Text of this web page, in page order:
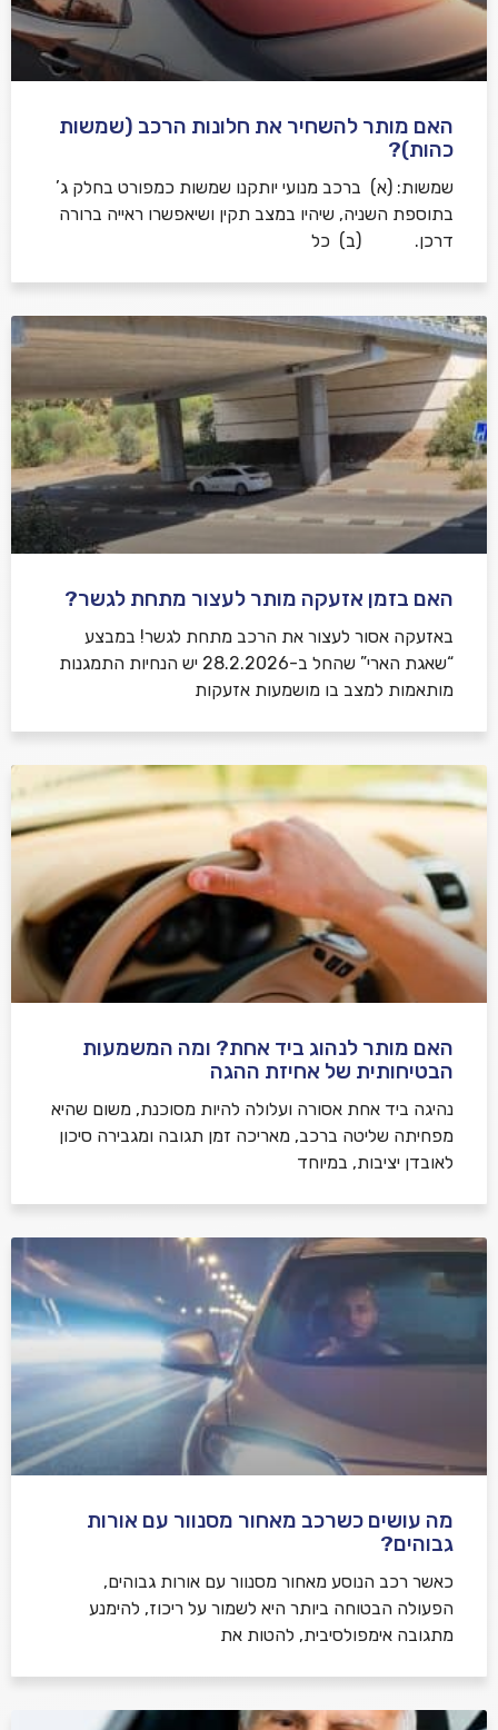
האם מותר להשחיר את חלונות הרכב (שמשות
כהות)?
שמשות: (א) ברכב מנועי יותקנו שמשות כמפורט בחלק ג’
בתוספת השניה, שיהיו במצב תקין ושיאפשרו ראייה ברורה
דרכן. (ב) כל
האם בזמן אזעקה מותר לעצור מתחת לגשר?
באזעקה אסור לעצור את הרכב מתחת לגשר! במבצע
“שאגת הארי” שהחל ב-28.2.2026 יש הנחיות התמגנות
מותאמות למצב בו מושמעות אזעקות
האם מותר לנהוג ביד אחת? ומה המשמעות
הבטיחותית של אחיזת ההגה
נהיגה ביד אחת אסורה ועלולה להיות מסוכנת, משום שהיא
מפחיתה שליטה ברכב, מאריכה זמן תגובה ומגבירה סיכון
לאובדן יציבות, במיוחד
מה עושים כשרכב מאחור מסנוור עם אורות
גבוהים?
כאשר רכב הנוסע מאחור מסנוור עם אורות גבוהים,
הפעולה הבטוחה ביותר היא לשמור על ריכוז, להימנע
מתגובה אימפולסיבית, להטות את